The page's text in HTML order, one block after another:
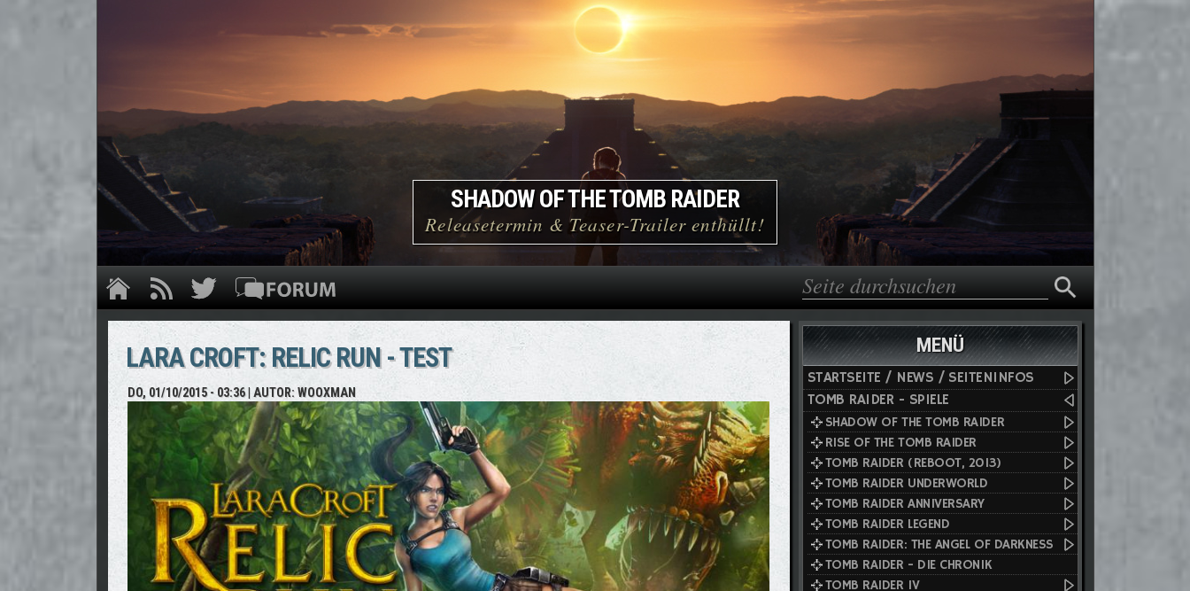
Direkt zum Inhalt
TOMB RAIDER: The Dagger of Xian
Jetzt die atemberaubende PC-Demo spielen!
Suchformular
Suche
LARA CROFT: RELIC RUN - TEST
DO, 01/10/2015 - 03:36| AUTOR:WOOXMAN
MENÜ
STARTSEITE / NEWS / SEITENINFOS
TOMB RAIDER - SPIELE
SHADOW OF THE TOMB RAIDER
RISE OF THE TOMB RAIDER
TOMB RAIDER (REBOOT, 2013)
TOMB RAIDER UNDERWORLD
TOMB RAIDER ANNIVERSARY
TOMB RAIDER LEGEND
TOMB RAIDER: THE ANGEL OF DARKNESS
TOMB RAIDER - DIE CHRONIK
TOMB RAIDER IV